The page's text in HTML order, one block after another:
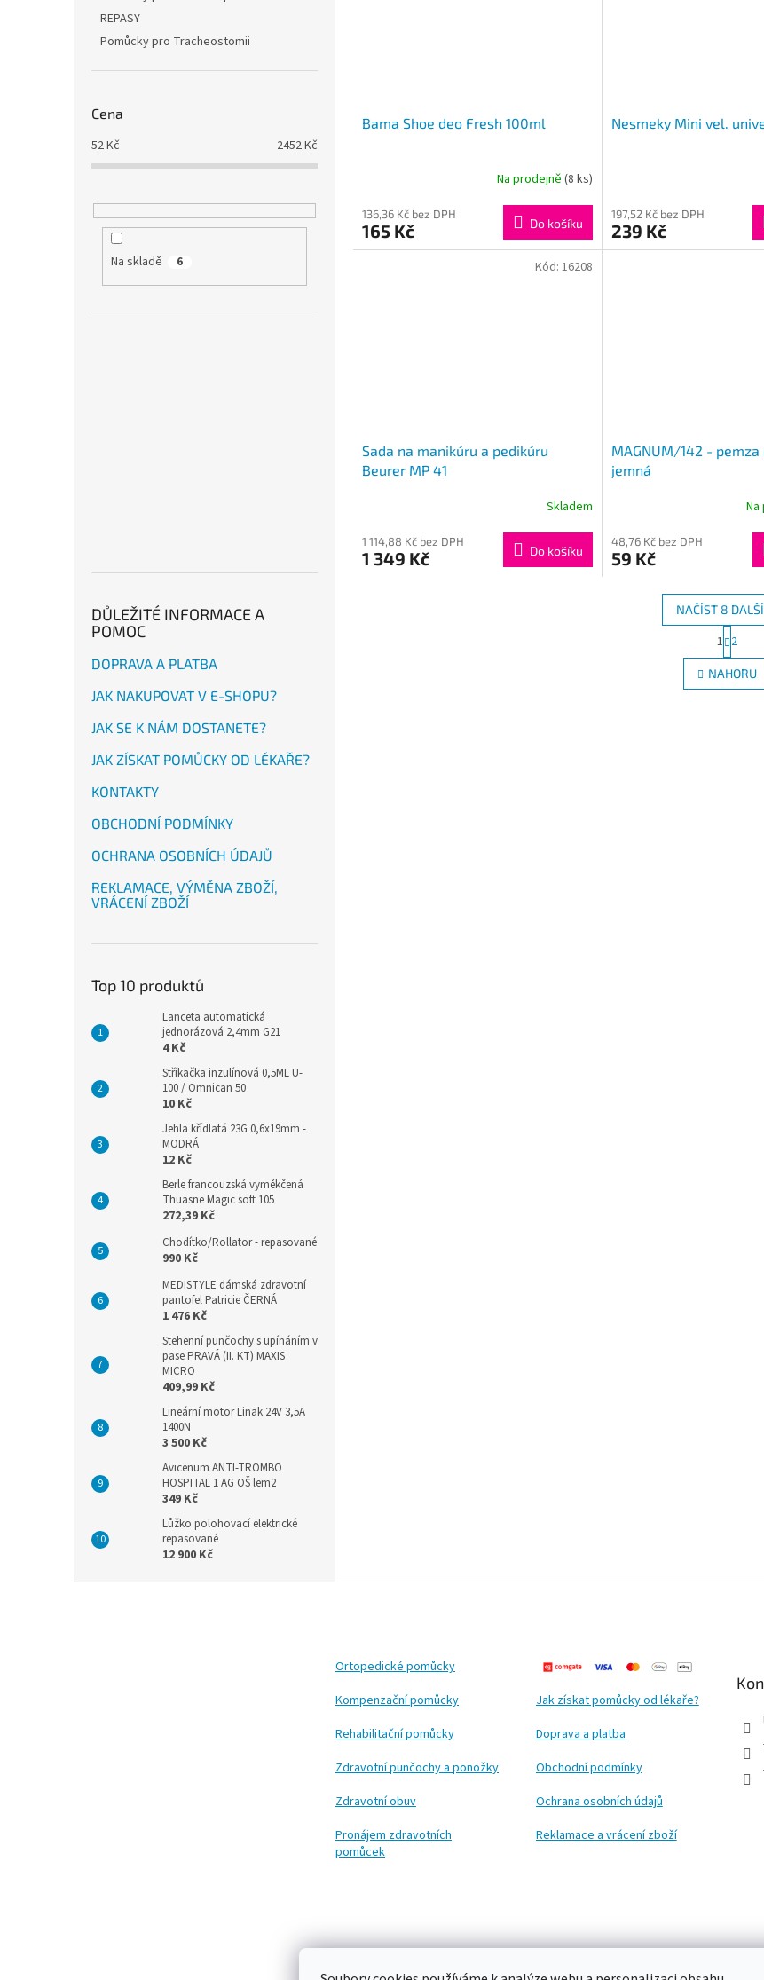
REPASY
Pomůcky pro Tracheostomii
Cena
52Kč 2452Kč
Na skladě 6
DŮLEŽITÉ INFORMACE A
POMOC
DOPRAVA A PLATBA
JAK NAKUPOVAT V E-SHOPU?
JAK SE K NÁM DOSTANETE?
JAK ZÍSKAT POMŮCKY OD LÉKAŘE?
KONTAKTY
OBCHODNÍ PODMÍNKY
OCHRANA OSOBNÍCH ÚDAJŮ
REKLAMACE, VÝMĚNA ZBOŽÍ,
VRÁCENÍ ZBOŽÍ
Top 10 produktů
Lanceta automatická
jednorázová 2,4mm G21
4 Kč
Stříkačka inzulínová 0,5ML U-
100 / Omnican 50
10 Kč
Jehla křídlatá 23G 0,6x19mm -
MODRÁ
12 Kč
Berle francouzská vyměkčená
Thuasne Magic soft 105
272,39 Kč
Chodítko/Rollator - repasované
990 Kč
MEDISTYLE dámská zdravotní
pantofel Patricie ČERNÁ
1 476 Kč
Stehenní punčochy s upínáním v
pase PRAVÁ (II. KT) MAXIS
MICRO
409,99 Kč
Lineární motor Linak 24V 3,5A
1400N
3 500 Kč
Avicenum ANTI-TROMBO
HOSPITAL 1 AG OŠ lem2
349 Kč
Lůžko polohovací elektrické
repasované
12 900 Kč
Bama Shoe deo Fresh 100ml
Na prodejně (8 ks)
136,36 Kč bez DPH
165 Kč Do košíku
Nesmeky Mini vel.
197,52 Kč bez DPH
239 Kč
Sada na manikúru a pedikúru
Beurer MP 41
Skladem
1 114,88 Kč bez DPH
1 349 Kč Do košíku
Kód: 16208
MAGNUM/142 -
jemná
48,76 Kč bez DPH
59 Kč
O
v
l
NAČÍST 8
t
r
á
n
1 2
NAHORU
Ortopedické pomůcky
Kompenzační pomůcky
Rehabilitační pomůcky
Zdravotní punčochy a ponožky
Zdravotní obuv
Pronájem zdravotních
pomůcek
Jak získat pomůcky od lékaře?
Doprava a platba
Obchodní podmínky
Ochrana osobních údajů
Reklamace a vrácení zboží